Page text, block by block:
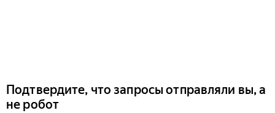
Подтвердите, что запросы отправляли вы, а
не робот